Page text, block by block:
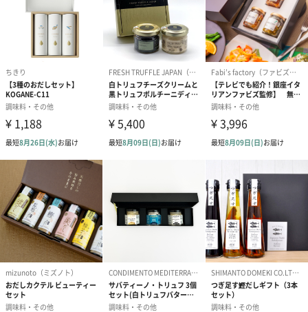
お祝いにピッタリな明るい花模様を描いた、オリジナル包装紙で
お包みいたします。
谷川醸造
糀をみらいの食卓へ
「谷川醸造」は石川県輪島市にて、明治38年創業いたしました。
大正7年より醤油・味噌を製造し、以来地元に愛される醤油を作り
続けています。
最近は糀の文化を子供たちにつなげていくため、
糀を身近に感じてもらえるような商品作りにも力を入れておりま
す。
商品詳細情報